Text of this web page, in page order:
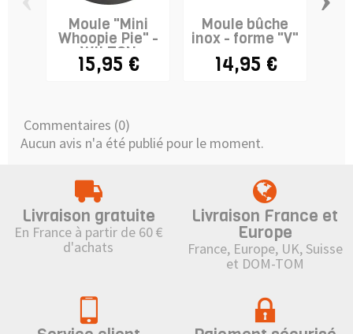
Moule "Mini
Whoopie Pie" -
WILTON
15,95 €
Moule bûche
inox - forme "V"
14,95 €
Commentaires (0)
Aucun avis n'a été publié pour le moment.
Livraison gratuite
En France à partir de 60 €
d'achats
Livraison France et
Europe
France, Europe, UK, Suisse
et DOM-TOM